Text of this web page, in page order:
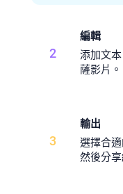
2
編輯
添加文
薩影片。
3
輸出
選擇合
然後分享